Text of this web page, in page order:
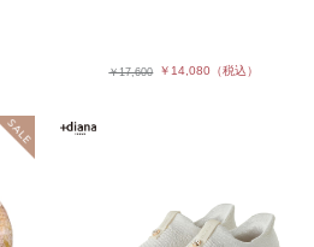
￥17,600 ￥14,080 （税込）